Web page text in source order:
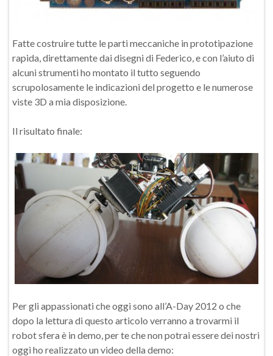
Fatte costruire tutte le parti meccaniche in prototipazione
rapida, direttamente dai disegni di Federico, e con l’aiuto di
alcuni strumenti ho montato il tutto seguendo
scrupolosamente le indicazioni del progetto e le numerose
viste 3D a mia disposizione.
Il risultato finale:
Per gli appassionati che oggi sono all’A-Day 2012 o che
dopo la lettura di questo articolo verranno a trovarmi il
robot sfera è in demo, per te che non potrai essere dei nostri
oggi ho realizzato un video della demo: